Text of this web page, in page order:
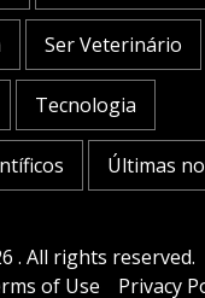
Ser Veterinário
Tecnologia
Últimas
. All rights reserved.
of Use
Privacy